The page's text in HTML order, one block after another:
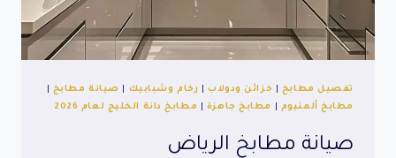
تفصيل مطابخ خزائن ودولاب رخام وشبابيك صيانة مطابخ
مطابخ ألمنيوم
مطابخ جاهزة مطابخ دانة الخليج لعام 2026
صيانة مطابخ الرياض